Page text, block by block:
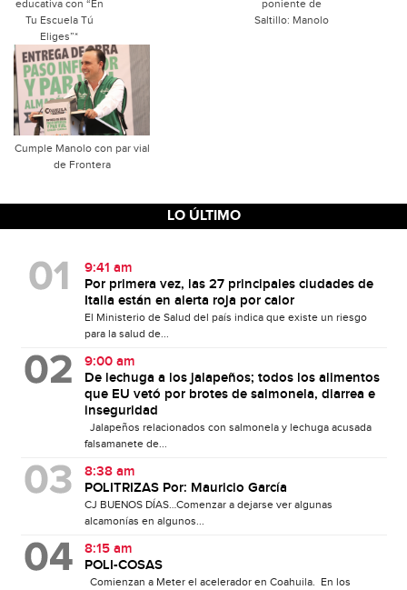
educativa con “En
Tu Escuela Tú
Eliges”*
poniente de
Saltillo: Manolo
Cumple Manolo con par vial
de Frontera
LO ÚLTIMO
9:41 am
Por primera vez, las 27 principales ciudades de
Italia están en alerta roja por calor
El Ministerio de Salud del país indica que existe un riesgo
para la salud de...
9:00 am
De lechuga a los jalapeños; todos los alimentos
que EU vetó por brotes de salmonela, diarrea e
inseguridad
Jalapeños relacionados con salmonela y lechuga acusada
falsamanete de...
8:38 am
POLITRIZAS Por: Mauricio García
CJ BUENOS DÍAS…Comenzar a dejarse ver algunas
alcamonías en algunos...
8:15 am
POLI-COSAS
Comienzan a Meter el acelerador en Coahuila. En los